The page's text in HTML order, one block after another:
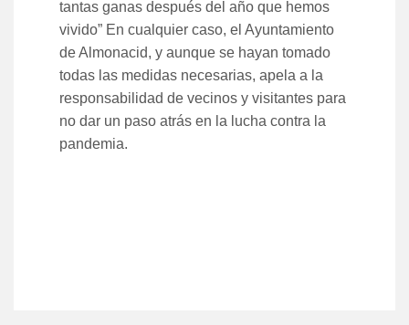
tantas ganas después del año que hemos
vivido” En cualquier caso, el Ayuntamiento
de Almonacid, y aunque se hayan tomado
todas las medidas necesarias, apela a la
responsabilidad de vecinos y visitantes para
no dar un paso atrás en la lucha contra la
pandemia.